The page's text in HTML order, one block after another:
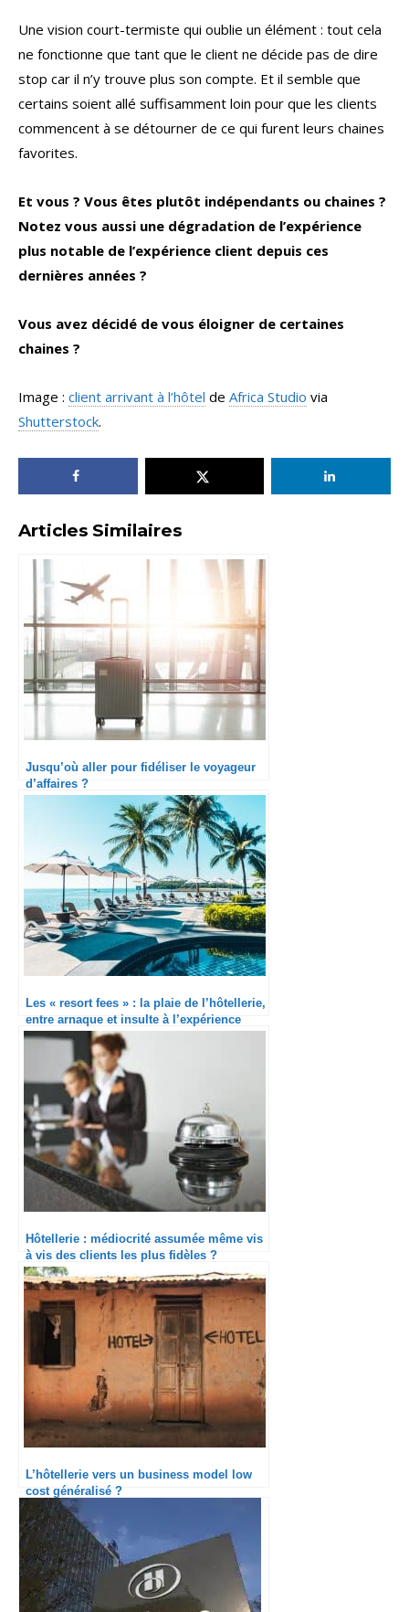
Une vision court-termiste qui oublie un élément : tout cela
ne fonctionne que tant que le client ne décide pas de dire
stop car il n’y trouve plus son compte. Et il semble que
certains soient allé suffisamment loin pour que les clients
commencent à se détourner de ce qui furent leurs chaines
favorites.
Et vous ? Vous êtes plutôt indépendants ou chaines ?
Notez vous aussi une dégradation de l’expérience
plus notable de l’expérience client depuis ces
dernières années ?
Vous avez décidé de vous éloigner de certaines
chaines ?
Image : client arrivant à l’hôtel de Africa Studio via
Shutterstock.
Articles Similaires
Jusqu’où aller pour fidéliser le voyageur
d’affaires ?
Les « resort fees » : la plaie de l’hôtellerie,
entre arnaque et insulte à l’expérience
client
Hôtellerie : médiocrité assumée même vis
à vis des clients les plus fidèles ?
L’hôtellerie vers un business model low
cost généralisé ?